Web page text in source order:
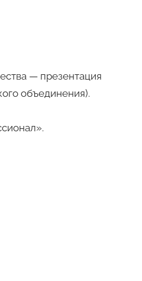
— презентация
объединения).